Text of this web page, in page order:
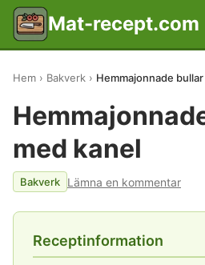
Mat-recept.com
Hem Bakverk Hemmajonnade
med kanel
Bakverk Lämna en kommentar
Receptinformation